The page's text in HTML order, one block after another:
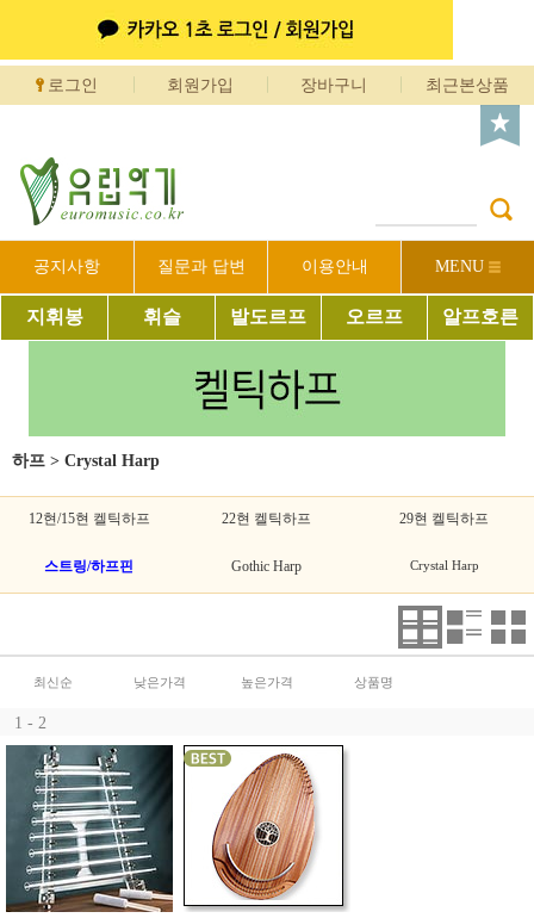
로그인 회원가입 장바구니 최근본상품
공지사항 질문과 답변 이용안내 MENU
지휘봉 휘슬 발도르프 오르프 알프호른
하프 > Crystal Harp
12현/15현 켈틱하프 22현 켈틱하프 29현 켈틱하프
스트링/하프핀 Gothic Harp Crystal Harp
최신순 낮은가격 높은가격 상품명
1 - 2